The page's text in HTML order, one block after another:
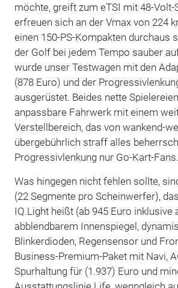
möchte, greift zum eTSI mit 48-Volt-
erfreuen sich an der Vmax von 224
einen 150-PS-Kompakten durchaus
der Golf bei jedem Tempo sauber
wurde unser Testwagen mit den
(878 Euro) und der
ausgerüstet. Beides nette
anpassbare Fahrwerk mit einem
Verstellbereich, das von wankend-
übergebührlich straff alles
Progressivlenkung nur Go-Kart-Fans.
Was hingegen nicht fehlen sollte,
(22 Segmente pro Scheinwerfer),
IQ.Light heißt (ab 945 Euro inklusive
abblendbarem Innenspiegel,
Blinkerdioden, Regensensor und
Business-Premium-Paket mit Navi,
Spurhaltung für (1.937) Euro und